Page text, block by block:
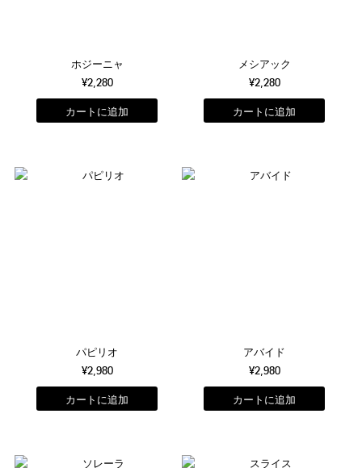
ホジーニャ
¥2,280
メシアック
¥2,280
パピリオ
¥2,980
アバイド
¥2,980